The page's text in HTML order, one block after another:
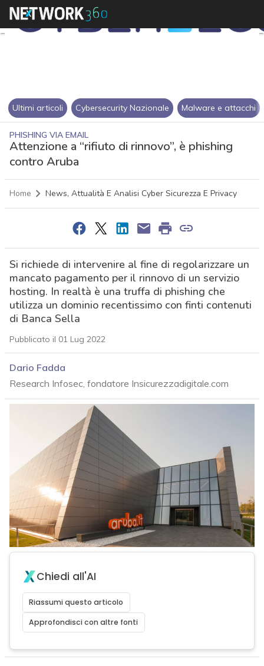
Ultimi articoli Cybersecurity Nazionale Malware e attacchi
PHISHING VIA EMAIL
Attenzione a “rifiuto di rinnovo”, è phishing
contro Aruba
Home News, Attualità E Analisi Cyber Sicurezza E Privacy
Si richiede di intervenire al fine di regolarizzare un
mancato pagamento per il rinnovo di un servizio
hosting. In realtà è una truffa di phishing che
utilizza un dominio recentissimo con finti contenuti
di Banca Sella
Pubblicato il 01 Lug 2022
Dario Fadda
Research Infosec, fondatore Insicurezzadigitale.com
Chiedi all'AI
Riassumi questo articolo
Approfondisci con altre fonti